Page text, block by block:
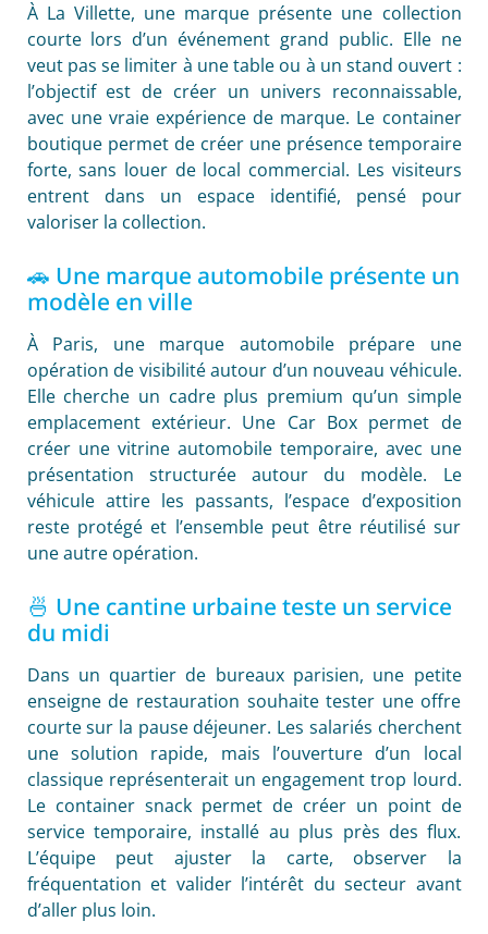
À La Villette, une marque présente une collection
courte lors d’un événement grand public. Elle ne
veut pas se limiter à une table ou à un stand ouvert :
l’objectif est de créer un univers reconnaissable,
avec une vraie expérience de marque. Le container
boutique permet de créer une présence temporaire
forte, sans louer de local commercial. Les visiteurs
entrent dans un espace identifié, pensé pour
valoriser la collection.
🚗 Une marque automobile présente un
modèle en ville
À Paris, une marque automobile prépare une
opération de visibilité autour d’un nouveau véhicule.
Elle cherche un cadre plus premium qu’un simple
emplacement extérieur. Une Car Box permet de
créer une vitrine automobile temporaire, avec une
présentation structurée autour du modèle. Le
véhicule attire les passants, l’espace d’exposition
reste protégé et l’ensemble peut être réutilisé sur
une autre opération.
🍜 Une cantine urbaine teste un service
du midi
Dans un quartier de bureaux parisien, une petite
enseigne de restauration souhaite tester une offre
courte sur la pause déjeuner. Les salariés cherchent
une solution rapide, mais l’ouverture d’un local
classique représenterait un engagement trop lourd.
Le container snack permet de créer un point de
service temporaire, installé au plus près des flux.
L’équipe peut ajuster la carte, observer la
fréquentation et valider l’intérêt du secteur avant
d’aller plus loin.